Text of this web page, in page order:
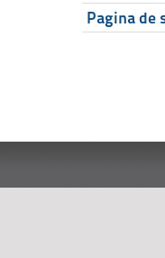
Pagina de